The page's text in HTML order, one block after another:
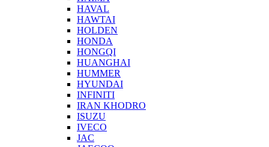
HAVAL
HAWTAI
HOLDEN
HONDA
HONGQI
HUANGHAI
HUMMER
HYUNDAI
INFINITI
IRAN KHODRO
ISUZU
IVECO
JAC